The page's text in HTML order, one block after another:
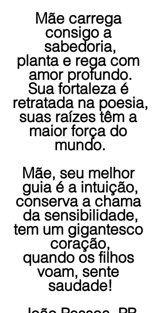
Mãe carrega
consigo a
sabedoria,
planta e rega com
amor profundo.
Sua fortaleza é
retratada na poesia,
suas raízes têm a
maior força do
mundo.
Mãe, seu melhor
guia é a intuição,
conserva a chama
da sensibilidade,
tem um gigantesco
coração,
quando os filhos
voam, sente
saudade!